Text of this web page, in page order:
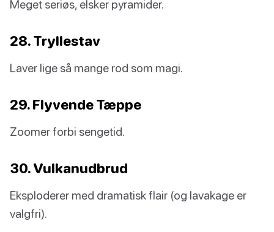
Meget seriøs, elsker pyramider.
28. Tryllestav
Laver lige så mange rod som magi.
29. Flyvende Tæppe
Zoomer forbi sengetid.
30. Vulkanudbrud
Eksploderer med dramatisk flair (og lavakage er
valgfri).